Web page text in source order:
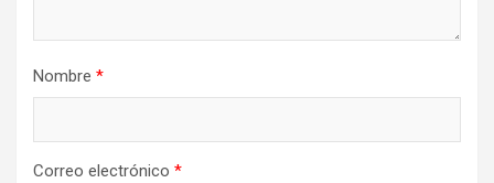
Nombre *
Correo electrónico *